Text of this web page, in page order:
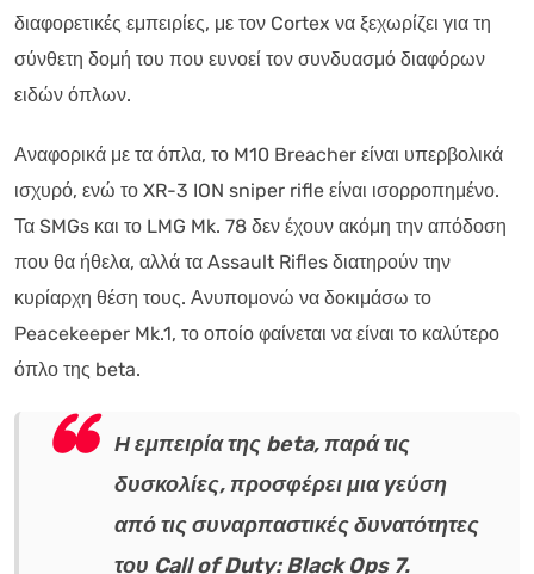
διαφορετικές εμπειρίες, με τον Cortex να ξεχωρίζει για τη
σύνθετη δομή του που ευνοεί τον συνδυασμό διαφόρων
ειδών όπλων.
Αναφορικά με τα όπλα, το M10 Breacher είναι υπερβολικά
ισχυρό, ενώ το XR-3 ION sniper rifle είναι ισορροπημένο.
Τα SMGs και το LMG Mk. 78 δεν έχουν ακόμη την απόδοση
που θα ήθελα, αλλά τα Assault Rifles διατηρούν την
κυρίαρχη θέση τους. Ανυπομονώ να δοκιμάσω το
Peacekeeper Mk.1, το οποίο φαίνεται να είναι το καλύτερο
όπλο της beta.
Η εμπειρία της beta, παρά τις
δυσκολίες, προσφέρει μια γεύση
από τις συναρπαστικές δυνατότητες
του Call of Duty: Black Ops 7.